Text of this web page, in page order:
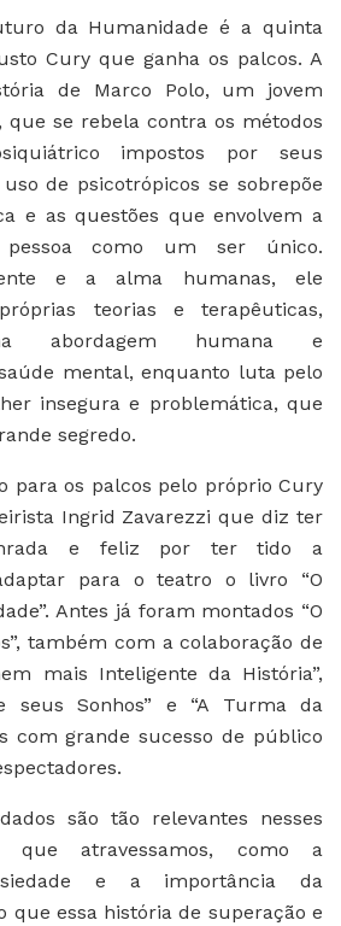
da Humanidade é a quinta
Cury que ganha os palcos. A
de Marco Polo, um jovem
que se rebela contra os métodos
impostos por seus
de psicotrópicos se sobrepõe
e as questões que envolvem a
como um ser único.
e a alma humanas, ele
teorias e terapêuticas,
abordagem humana e
mental, enquanto luta pelo
insegura e problemática, que
segredo.
para os palcos pelo próprio Cury
Ingrid Zavarezzi que diz ter
e feliz por ter tido a
para o teatro o livro “O
Antes já foram montados “O
também com a colaboração de
mais Inteligente da História”,
seus Sonhos” e “A Turma da
com grande sucesso de público
são tão relevantes nesses
que atravessamos, como a
e a importância da
que essa história de superação e